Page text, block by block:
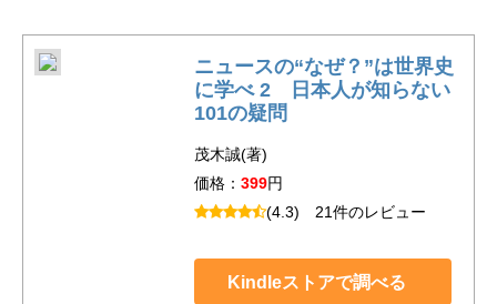
ニュースの“なぜ？”は世界史
に学べ 2 日本人が知らない
101の疑問
茂木誠(著)
価格： 399円
(4.3) 21件のレビュー
Kindleストアで調べる